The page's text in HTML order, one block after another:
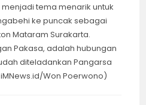
tema menarik untuk
ke puncak sebagai
Mataram Surakarta.
Pakasa, adalah hubungan
diteladankan Pangarsa
Won Poerwono)